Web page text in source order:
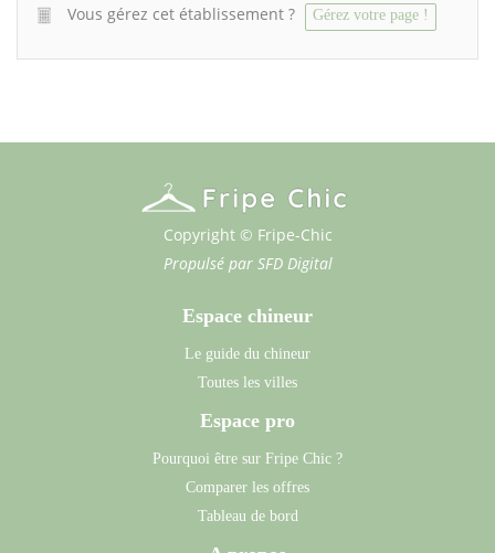
Vous gérez cet établissement ? Gérez votre page !
Copyright © Fripe-Chic
Propulsé par SFD Digital
Espace chineur
Le guide du chineur
Toutes les villes
Espace pro
Pourquoi être sur Fripe Chic ?
Comparer les offres
Tableau de bord